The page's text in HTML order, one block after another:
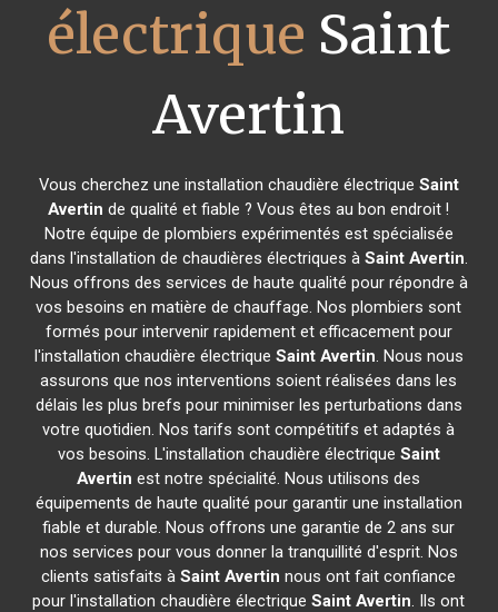
électrique Saint
Avertin
Vous cherchez une installation chaudière électrique Saint
Avertin de qualité et fiable ? Vous êtes au bon endroit !
Notre équipe de plombiers expérimentés est spécialisée
dans l'installation de chaudières électriques à Saint Avertin.
Nous offrons des services de haute qualité pour répondre à
vos besoins en matière de chauffage. Nos plombiers sont
formés pour intervenir rapidement et efficacement pour
l'installation chaudière électrique Saint Avertin. Nous nous
assurons que nos interventions soient réalisées dans les
délais les plus brefs pour minimiser les perturbations dans
votre quotidien. Nos tarifs sont compétitifs et adaptés à
vos besoins. L'installation chaudière électrique Saint
Avertin est notre spécialité. Nous utilisons des
équipements de haute qualité pour garantir une installation
fiable et durable. Nous offrons une garantie de 2 ans sur
nos services pour vous donner la tranquillité d'esprit. Nos
clients satisfaits àSaint Avertin nous ont fait confiance
pour l'installation chaudière électriqueSaint Avertin. Ils ont